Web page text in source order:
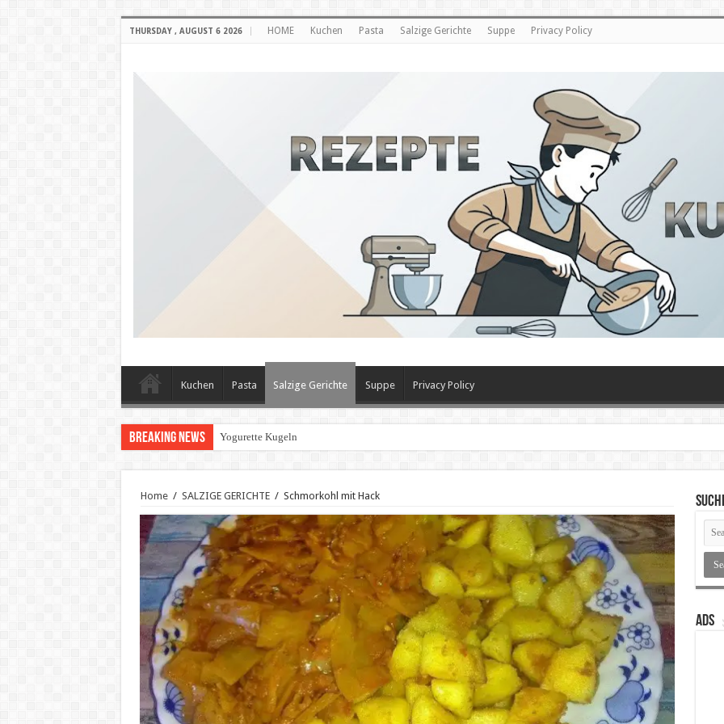
THURSDAY , AUGUST 6 2026 HOME Kuchen Pasta Salzige Gerichte Suppe Privacy Policy
Kuchen Pasta Salzige Gerichte Suppe Privacy Policy
Breaking News geröstete Paprika mit Knoblauch
Home / SALZIGE GERICHTE / Schmorkohl mit Hack
ADS